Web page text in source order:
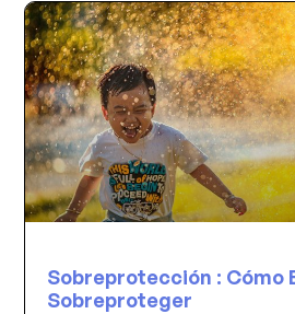
Sobreprotección : Cómo
Sobreproteger